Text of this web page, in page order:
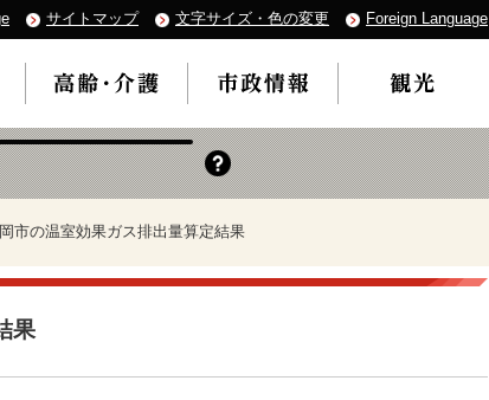
サイトマップ 文字サイズ・色の変更 Foreign Language
市の温室効果ガス排出量算定結果
果